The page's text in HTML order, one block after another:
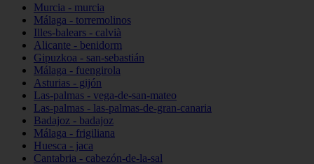
Murcia - murcia
Málaga - torremolinos
Illes-balears - calvià
Alicante - benidorm
Gipuzkoa - san-sebastián
Málaga - fuengirola
Asturias - gijón
Las-palmas - vega-de-san-mateo
Las-palmas - las-palmas-de-gran-canaria
Badajoz - badajoz
Málaga - frigiliana
Huesca - jaca
Cantabria - cabezón-de-la-sal